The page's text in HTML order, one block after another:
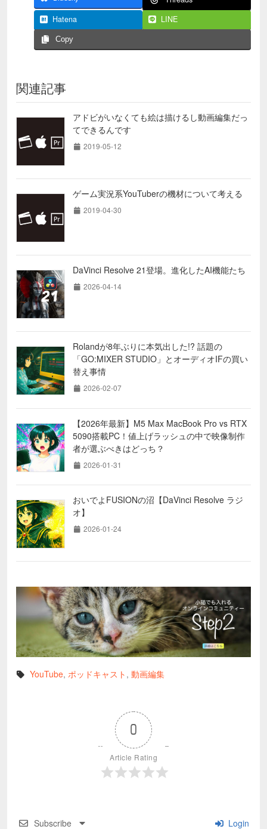
Hatena
LINE
Copy
関連記事
アドビがいなくても絵は描けるし動画編集だっ
てできるんです
2019-05-12
ゲーム実況系YouTuberの機材について考える
2019-04-30
DaVinci Resolve 21登場。進化したAI機能たち
2026-04-14
Rolandが8年ぶりに本気出した!? 話題の
「GO:MIXER STUDIO」とオーディオIFの買い
替え事情
2026-02-07
【2026年最新】M5 Max MacBook Pro vs RTX
5090搭載PC！値上げラッシュの中で映像制作
者が選ぶべきはどっち？
2026-01-31
おいでよFUSIONの沼【DaVinci Resolve ラジ
オ】
2026-01-24
YouTube, ポッドキャスト , 動画編集
0
Article Rating
Subscribe Login